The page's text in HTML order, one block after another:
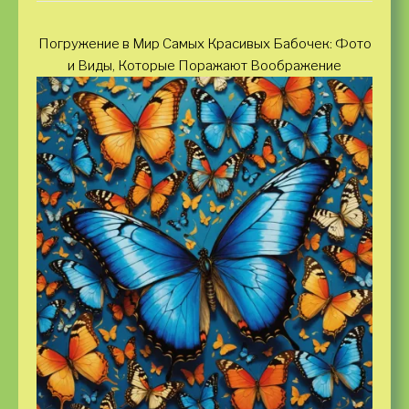
Погружение в Мир Самых Красивых Бабочек: Фото
и Виды, Которые Поражают Воображение